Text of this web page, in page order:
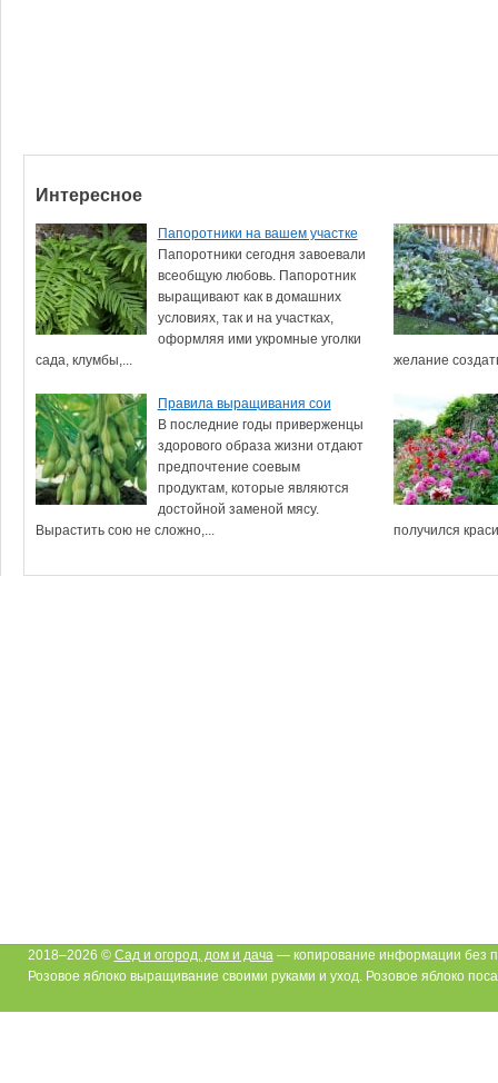
Интересное
Папоротники на вашем участке
Папоротники сегодня завоевали
всеобщую любовь. Папоротник
выращивают как в домашних
условиях, так и на участках,
оформляя ими укромные уголки
сада, клумбы,...
желание
Правила выращивания сои
В последние годы приверженцы
здорового образа жизни отдают
предпочтение соевым
продуктам, которые являются
достойной заменой мясу.
Вырастить сою не сложно,...
получился
2018–2026 © Сад и огород, дом и дача— копирование информации без
Розовое яблоко выращивание своими руками и уход. Розовое яблоко